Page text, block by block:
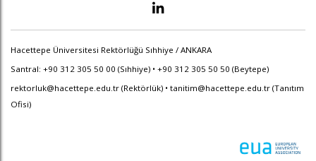
Hacettepe Üniversitesi Rektörlüğü Sıhhiye / ANKARA
Santral: +90 312 305 50 00 (Sıhhiye) • +90 312 305 50 50 (Beytepe)
rektorluk@hacettepe.edu.tr (Rektörlük) • tanitim@hacettepe.edu.tr (Tanıtım
Ofisi)